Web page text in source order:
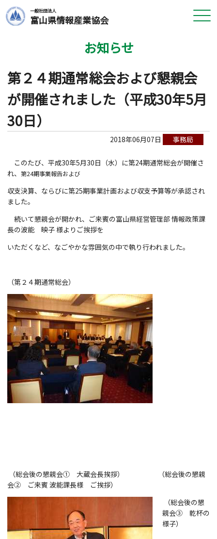
一般社団法人
富山県情報産業協会
お知らせ
第２４期通常総会および懇親会
が開催されました（平成30年5月
30日）
2018年06月07日 事務局
このたび、平成30年5月30日（水）に第24期通常総会が開催さ
れ、 第24期事業報告および
収支決算、ならびに第25期事業計画および収支予算等が承認され
ました。
続いて懇親会が開かれ、ご来賓の富山県経営管理部 情報政策課
長の波能 映子 様よりご挨拶を
いただくなど、なごやかな雰囲気の中で執り行われました。
（第２４期通常総会）
（総会後の懇親会① 大蔵会長挨拶） （総会後の懇親
会② ご来賓 波能課長様 ご挨拶）
（総会後の懇
親会③ 乾杯の
様子）